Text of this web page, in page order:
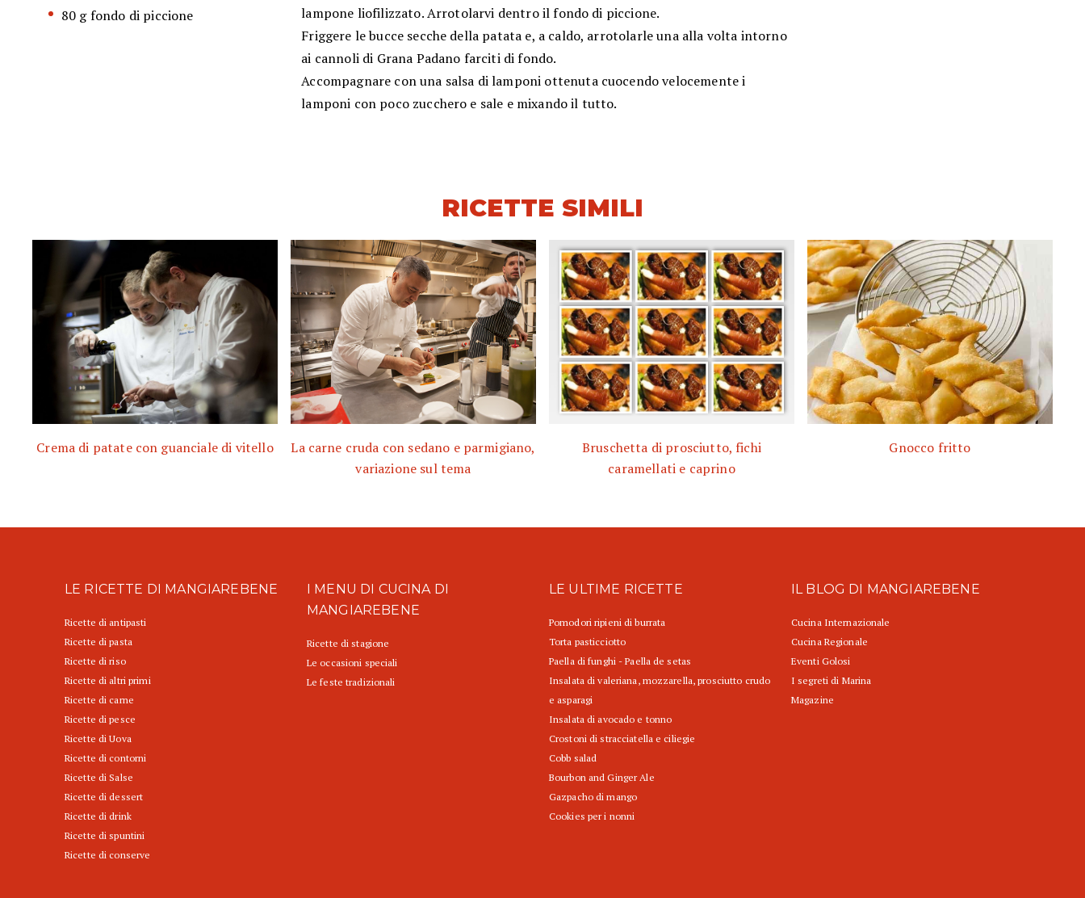
80 g fondo di piccione
lampone liofilizzato. Arrotolarvi dentro il fondo di piccione.
Friggere le bucce secche della patata e, a caldo, arrotolarle una alla volta intorno
ai cannoli di Grana Padano farciti di fondo.
Accompagnare con una salsa di lamponi ottenuta cuocendo velocemente i
lamponi con poco zucchero e sale e mixando il tutto.
RICETTE SIMILI
Crema di patate con guanciale di vitello
La carne cruda con sedano e parmigiano,
variazione sul tema
Bruschetta di prosciutto, fichi
caramellati e caprino
Gnocco fritto
LE RICETTE DI MANGIAREBENE
Ricette di antipasti
Ricette di pasta
Ricette di riso
Ricette di altri primi
Ricette di carne
Ricette di pesce
Ricette di Uova
Ricette di contorni
Ricette di Salse
Ricette di dessert
Ricette di drink
Ricette di spuntini
Ricette di conserve
I MENU DI CUCINA DI
MANGIAREBENE
Ricette di stagione
Le occasioni speciali
Le feste tradizionali
LE ULTIME RICETTE
Pomodori ripieni di burrata
Torta pasticciotto
Paella di funghi - Paella de setas
Insalata di valeriana, mozzarella, prosciutto crudo
e asparagi
Insalata di avocado e tonno
Crostoni di stracciatella e ciliegie
Cobb salad
Bourbon and Ginger Ale
Gazpacho di mango
Cookies per i nonni
IL BLOG DI MANGIAREBENE
Cucina Internazionale
Cucina Regionale
Eventi Golosi
I segreti di Marina
Magazine